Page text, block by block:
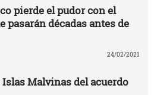
pierde el pudor con el
décadas antes de
24/02/2021
Malvinas del acuerdo